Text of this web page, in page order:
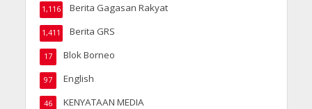
Berita Gagasan Rakyat
1,116
Berita GRS
1,411
Blok Borneo
17
English
97
KENYATAAN MEDIA
46